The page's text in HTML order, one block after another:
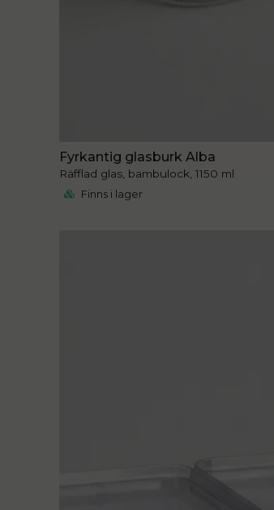
Fyrkantig glasburk Alba
Räfflad glas, bambulock, 1150 ml
Finns i lager